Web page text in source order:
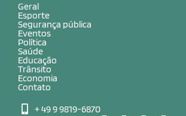
Geral
Esporte
Segurança pública
Eventos
Política
Saúde
Educação
Trânsito
Economia
Contato
+ 49 9 9819-6870